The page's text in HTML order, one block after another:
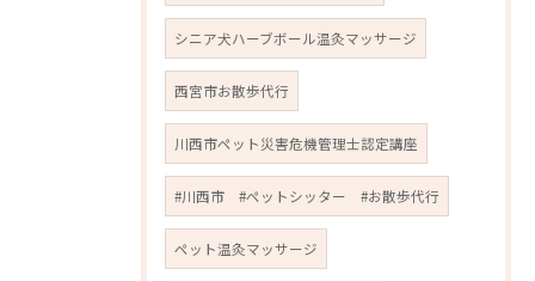
シニア犬ハーブボール温灸マッサージ
西宮市お散歩代行
川西市ペット災害危機管理士認定講座
#川西市 #ペットシッター #お散歩代行
ペット温灸マッサージ